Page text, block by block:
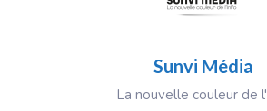
Sunvi Média
La nouvelle couleur de